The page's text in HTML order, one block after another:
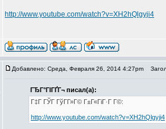
http://www.youtube.com/watch?v=XH2hQlgyji4
Добавлено: Среда, Февраля 26, 2014 4:27pm
ГЂГ°ГІГҐГ¬ писал(а):
Г‡Г ГЎГ ГўГ­Г»Г© Г±Г«ГіГ·Г Г©:
http://www.youtube.com/watch?v=XH2hQlgyji4